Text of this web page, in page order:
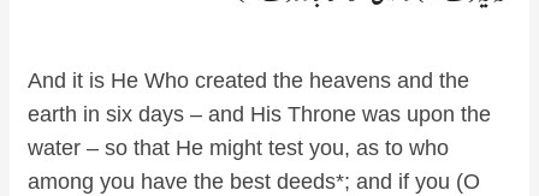
And it is He Who created the heavens and the
earth in six days – and His Throne was upon the
water – so that He might test you, as to who
among you have the best deeds*; and if you (O